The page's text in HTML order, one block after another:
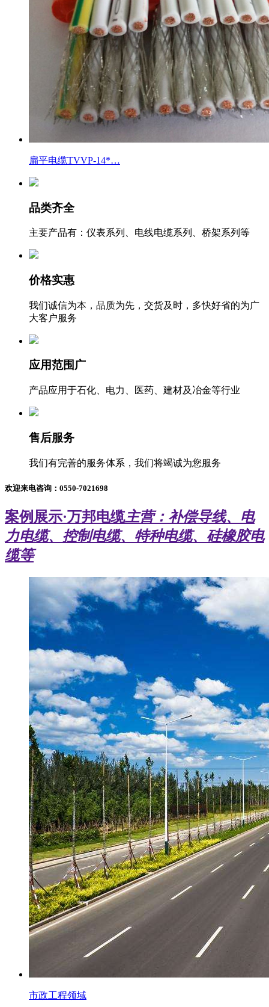
扁平电缆TVVP-14*…
品类齐全
主要产品有：仪表系列、电线电缆系列、桥架系列等
价格实惠
我们诚信为本，品质为先，交货及时，多快好省的为广
大客户服务
应用范围广
产品应用于石化、电力、医药、建材及冶金等行业
售后服务
我们有完善的服务体系，我们将竭诚为您服务
欢迎来电咨询： 0550-7021698
案例展示·万邦电缆主营：补偿导线、电
力电缆、控制电缆、特种电缆、硅橡胶电
缆等
市政工程领域